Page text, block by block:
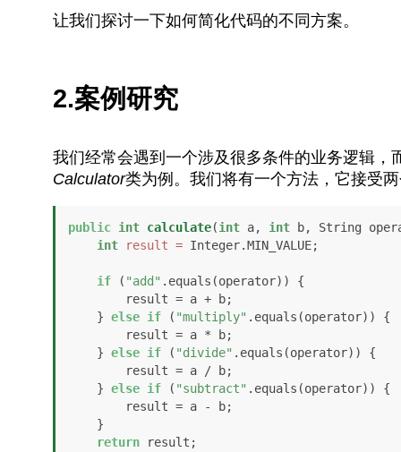
让我们探讨一下如何简化代码的不同方案。
2.案例研究
我们经常会遇到一个涉及很多条件的业务逻辑
Calculator类为例。我们将有一个方法，它接受
public int calculate(int a, int b, String
int
result = Integer.MIN_VALUE;
if ( "add" .equals(operator)) {
    }
else if ( "multiply" .equals(operator)) {
    }
else if ( "divide" .equals(operator)) {
    }
else if ( "subtract" .equals(operator)) {
return result;